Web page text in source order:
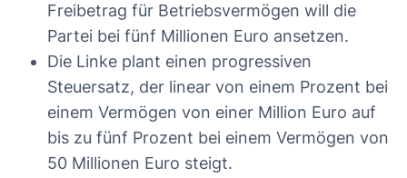
Freibetrag für Betriebsvermögen will die
Partei bei fünf Millionen Euro ansetzen.
Die Linke plant einen progressiven
Steuersatz, der linear von einem Prozent bei
einem Vermögen von einer Million Euro auf
bis zu fünf Prozent bei einem Vermögen von
50 Millionen Euro steigt.